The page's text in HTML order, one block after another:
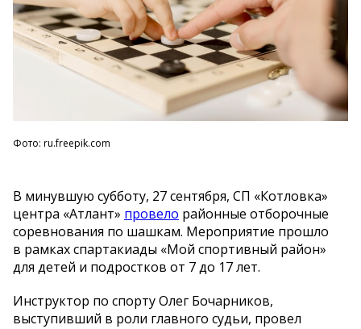
Фото: ru.freepik.com
В минувшую субботу, 27 сентября, СП «Котловка»
центра «Атлант» провело районные отборочные
соревнования по шашкам. Мероприятие прошло
в рамках спартакиады «Мой спортивный район»
для детей и подростков от 7 до 17 лет.
Инструктор по спорту Олег Бочарников,
выступивший в роли главного судьи, провел